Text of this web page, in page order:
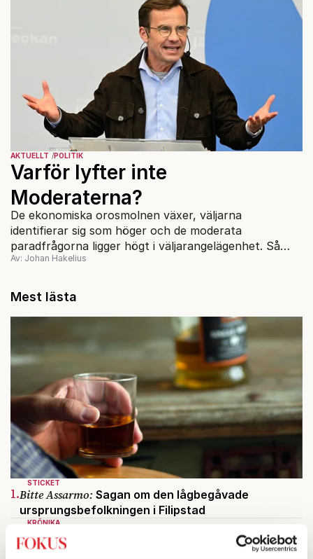
AKTUELLT POLITIK
Varför lyfter inte
Moderaterna?
De ekonomiska orosmolnen växer, väljarna
identifierar sig som höger och de moderata
paradfrågorna ligger högt i väljarangelägenhet. Så
varför lyfter det inte för Moderaterna?
Av: Johan Hakelius
Mest lästa
STICKET
1.Bitte Assarmo: Sagan om den lågbegåvade
ursprungsbefolkningen i Filipstad
KRÖNIKA
2.Frans Wachtmeister:
Ja, AC är ett hot mot den
franska civilisationen